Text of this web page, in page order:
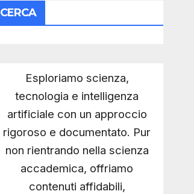
CERCA
Esploriamo scienza,
tecnologia e intelligenza
artificiale con un approccio
rigoroso e documentato. Pur
non rientrando nella scienza
accademica, offriamo
contenuti affidabili,